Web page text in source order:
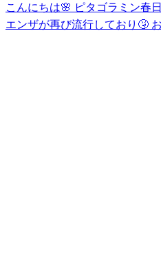
こんにちは🌸 ピタゴラミン春
エンザが再び流行しており🤧